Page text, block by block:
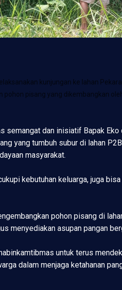
kunjungan ke lahan
pisang yang dikembangkan
semangat dan inisiatif Bapak
yang tumbuh subur di lahan
masyarakat.
kebutuhan keluarga, juga
pohon pisang di
menyediakan asupan pangan
untuk terus
dalam menjaga ketahanan